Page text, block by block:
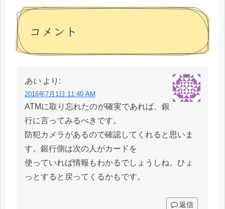
コメント
あい より:
2016年7月1日 11:40 AM
ATMに取り忘れたのが確実であれば、銀
行に言ってみるべきです。
防犯カメラがあるので確認してくれると思いま
す。銀行側は次の人がカードを
使っていれば情報もわかるでしょうしね。ひょ
っとすると戻ってくるかもです。
返信